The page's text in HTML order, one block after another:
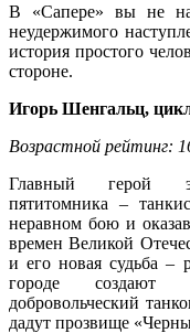
В «Сапере» вы не
неудержимого
история простого
стороне.
Игорь Шенгальц,
Возрастной рейтинг:
Главный герой
пятитомника –
неравном бою и
времен Великой
и его новая судьба –
городе создают
добровольческий
дадут прозвище